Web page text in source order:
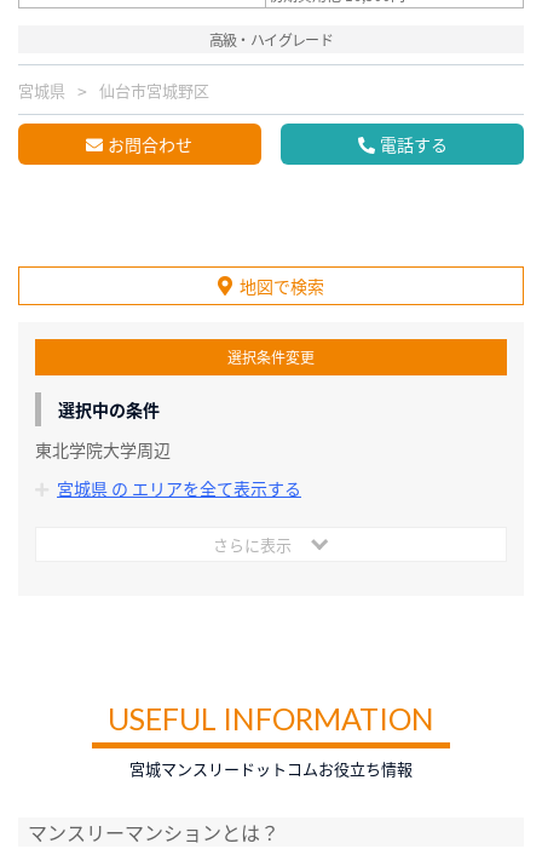
高級・ハイグレード
宮城県 仙台市宮城野区
お問合わせ 電話する
地図で検索
選択条件変更
選択中の条件
東北学院大学周辺
宮城県 の エリアを全て表示する
さらに表示
USEFUL INFORMATION
宮城マンスリードットコムお役立ち情報
マンスリーマンションとは？